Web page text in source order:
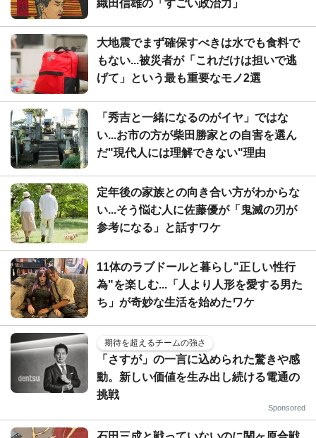
織田信雄の「すごい政治力」
大地震でまず確保すべきは水でも食料で
もない...被災者が「これだけは担いで逃
げて」という最も重要なモノ2選
「秀吉と一緒になるのがイヤ」ではな
い...お市の方が柴田勝家との自害を選ん
だ"現代人には理解できない"理由
定年後の家族との向き合い方がわからな
い...そう悩む人に佐藤優が「鬼滅の刃が
参考になる」と話すワケ
11体のラブドールと暮らし"正しい性行
為"を楽しむ...「人より人形を愛する男た
ち」が奇妙な生活を始めたワケ
期待を超えるチームの強さ
「さすが」の一言に込められた驚きや感
動。新しい価値を生み出し続ける電通の
挑戦
Sponsored